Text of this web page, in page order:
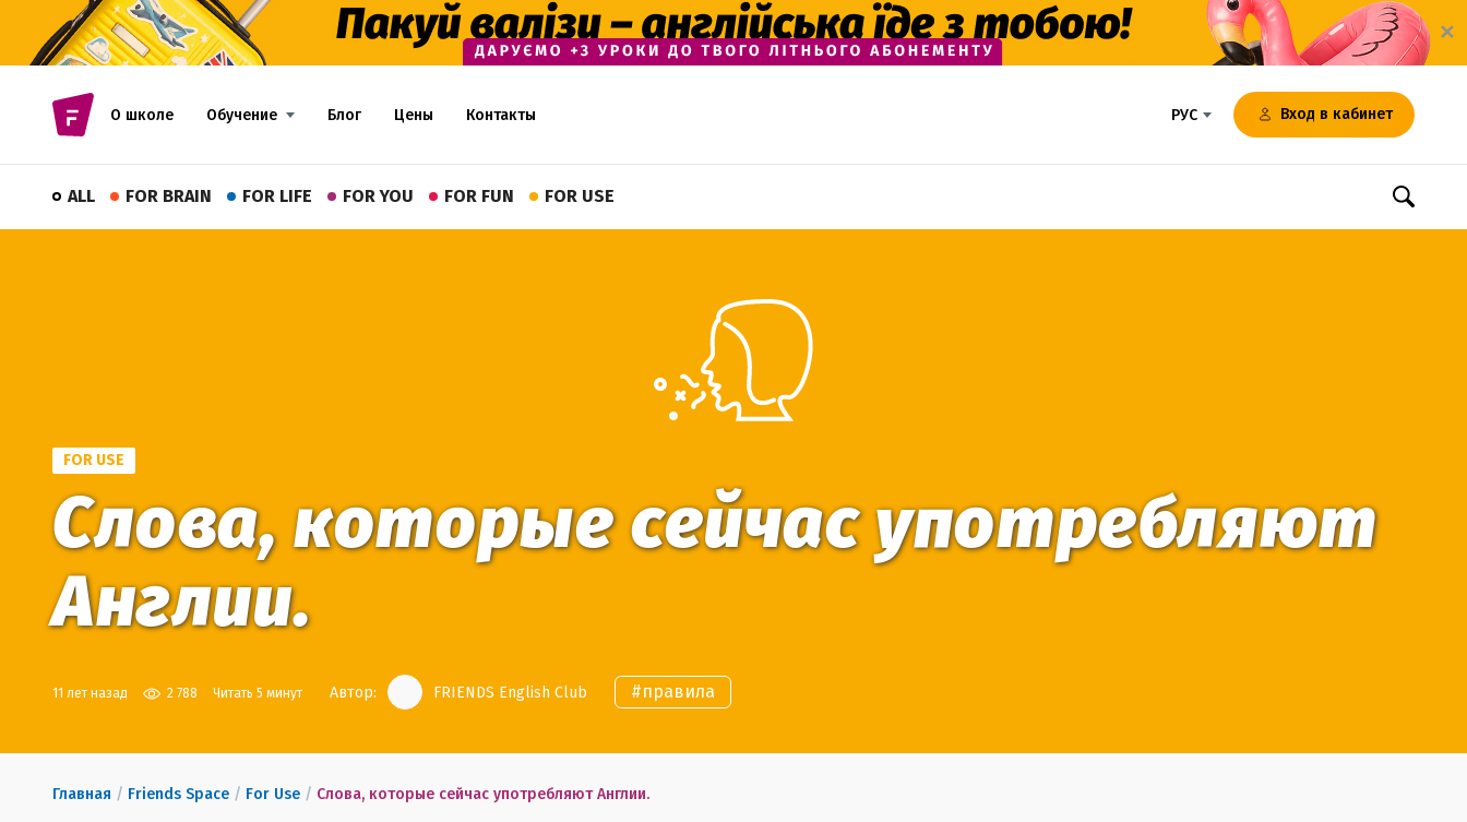
✕
О школе Обучение Блог Цены Контакты РУС Вход в кабинет
ALL FOR BRAIN FOR LIFE FOR YOU FOR FUN FOR USE
FOR USE
Слова, которые сейчас употребляют
Англии.
11 лет назад 2 788 Читать 5 минут Автор: FRIENDS English Club #правила
Главная / Friends Space / For Use / Слова, которые сейчас употребляют Англии.